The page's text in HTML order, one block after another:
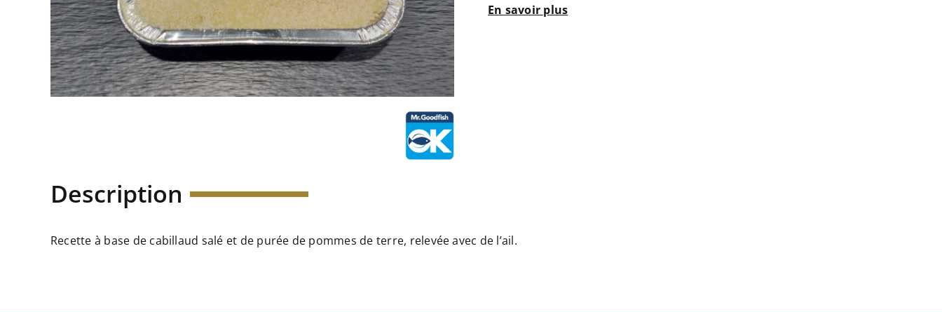
En savoir plus
Description
Recette à base de cabillaud salé et de purée de pommes de terre, relevée avec de l’ail.